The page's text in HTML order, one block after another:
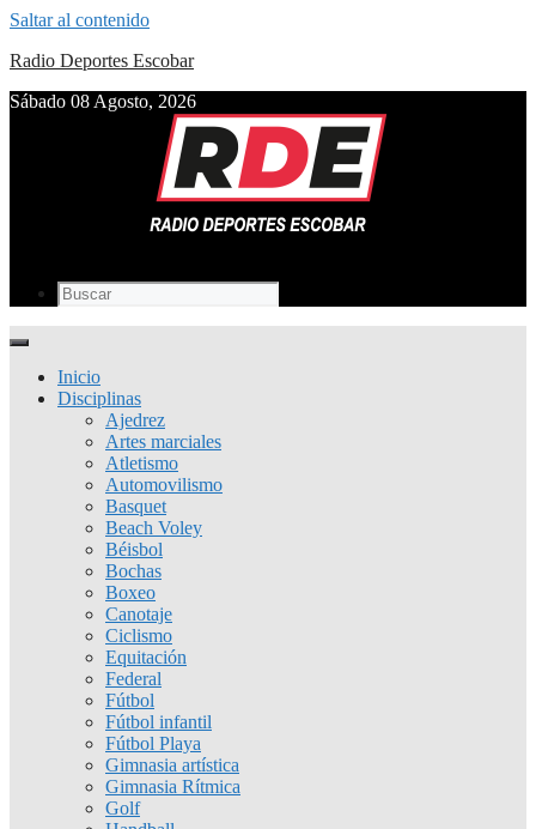
Saltar al contenido
Radio Deportes Escobar
Sábado 08 Agosto, 2026
Inicio
Disciplinas
Ajedrez
Artes marciales
Atletismo
Automovilismo
Basquet
Beach Voley
Béisbol
Bochas
Boxeo
Canotaje
Ciclismo
Equitación
Federal
Fútbol
Fútbol infantil
Fútbol Playa
Gimnasia artística
Gimnasia Rítmica
Golf